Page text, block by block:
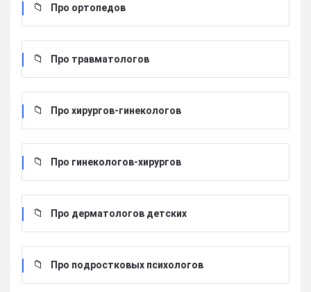
Про ортопедов
Про травматологов
Про хирургов-гинекологов
Про гинекологов-хирургов
Про дерматологов детских
Про подростковых психологов